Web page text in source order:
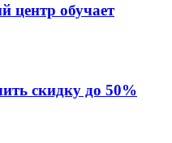
центр обучает
скидку до 50%